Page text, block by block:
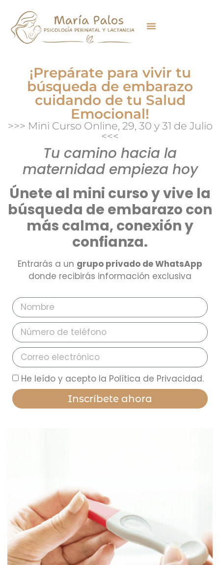
¡Prepárate para vivir tu
búsqueda de embarazo
cuidando de tu Salud
Emocional!
>>> Mini Curso Online, 29, 30 y 31 de Julio
<<<
Tu camino hacia la
maternidad empieza hoy
Únete al mini curso y vive la
búsqueda de embarazo con
más calma, conexión y
confianza.
Entrarás a un grupo privado de WhatsApp
donde recibirás información exclusiva
He leído y acepto la Política de Privacidad.
Inscríbete ahora